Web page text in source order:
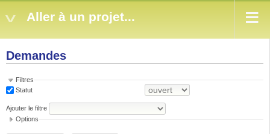
Aller à un projet...
Demandes
Filtres
Statut
Ajouter le filtre
Options